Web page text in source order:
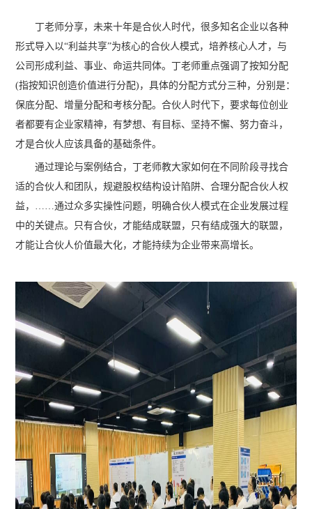
丁老师分享，未来十年是合伙人时代，很多知名企业以各种
形式导入以“利益共享”为核心的合伙人模式，培养核心人才，与
公司形成利益、事业、命运共同体。丁老师重点强调了按知分配
(指按知识创造价值进行分配)，具体的分配方式分三种，分别是：
保底分配、增量分配和考核分配。合伙人时代下，要求每位创业
者都要有企业家精神，有梦想、有目标、坚持不懈、努力奋斗，
才是合伙人应该具备的基础条件。
通过理论与案例结合，丁老师教大家如何在不同阶段寻找合
适的合伙人和团队，规避股权结构设计陷阱、合理分配合伙人权
益，……通过众多实操性问题，明确合伙人模式在企业发展过程
中的关键点。只有合伙，才能结成联盟，只有结成强大的联盟，
才能让合伙人价值最大化，才能持续为企业带来高增长。